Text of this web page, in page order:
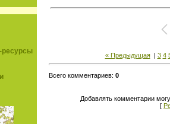
ресурсы
« Предыдущая| 3 4
Всего комментариев: 0
Добавлять комментарии
[